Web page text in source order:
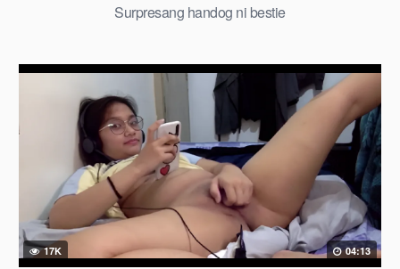
Surpresang handog ni bestie
17K 04:13